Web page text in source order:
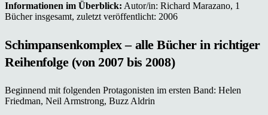
Informationen im Überblick: Autor/in: Richard Marazano, 1
Bücher insgesamt, zuletzt veröffentlicht: 2006
Schimpansenkomplex – alle Bücher in richtiger
Reihenfolge (von 2007 bis 2008)
Beginnend mit folgenden Protagonisten im ersten Band: Helen
Friedman, Neil Armstrong, Buzz Aldrin